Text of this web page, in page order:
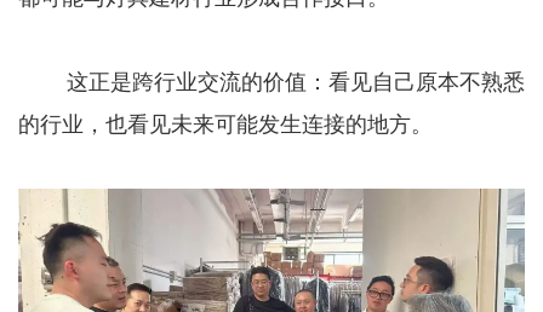
这正是跨行业交流的价值：看见自己原本不熟悉
的行业，也看见未来可能发生连接的地方。